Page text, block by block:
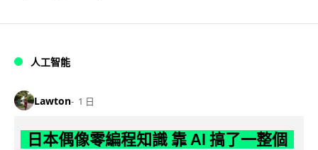
人工智能
Lawton 1 日
日本偶像零編程知識 靠 AI 搞了一整個